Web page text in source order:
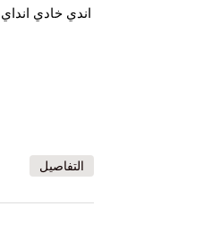
اندي خادي
التفاصيل